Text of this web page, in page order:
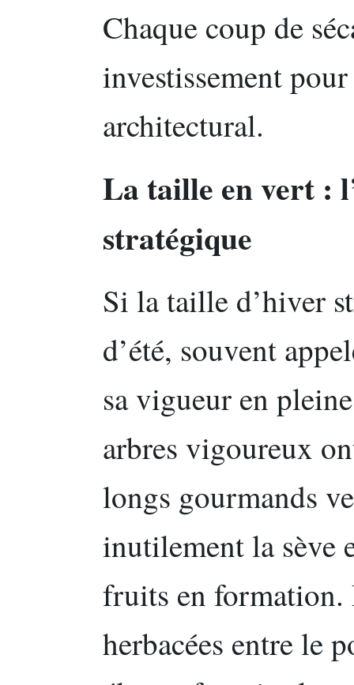
Chaque coup de
investissement
architectural.
La taille en vert :
stratégique
Si la taille d’hiver
d’été, souvent
sa vigueur en
arbres vigoureux
longs gourmands
inutilement la sève
fruits en formation.
herbacées entre le